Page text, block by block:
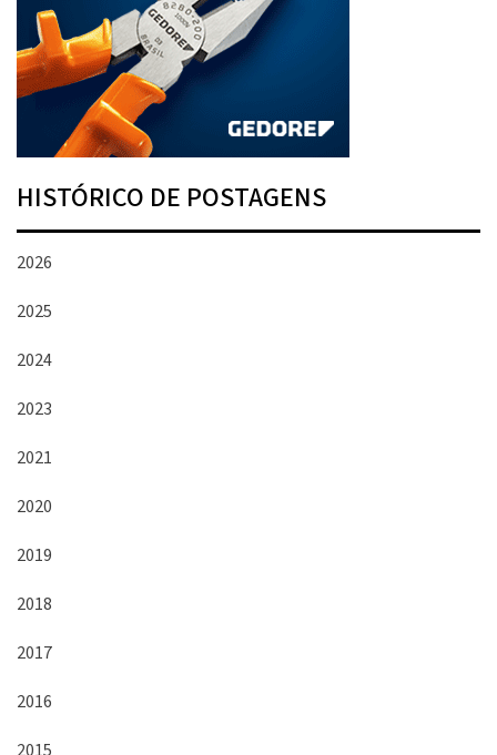
HISTÓRICO DE POSTAGENS
2026
2025
2024
2023
2021
2020
2019
2018
2017
2016